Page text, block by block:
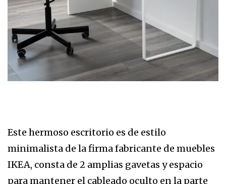
Este hermoso escritorio es de estilo
minimalista de la firma fabricante de muebles
IKEA, consta de 2 amplias gavetas y espacio
para mantener el cableado oculto en la parte